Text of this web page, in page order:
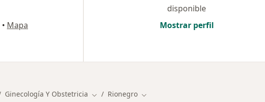
• Mapa
disponible
Mostrar perfil
Ginecología Y Obstetricia Cambiar de ciudad
Rionegro Cambiar de ciudad